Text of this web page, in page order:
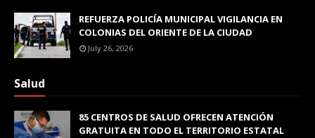
REFUERZA POLICÍA MUNICIPAL VIGILANCIA EN
COLONIAS DEL ORIENTE DE LA CIUDAD
July 26, 2026
Salud
85 CENTROS DE SALUD OFRECEN ATENCIÓN
GRATUITA EN TODO EL TERRITORIO ESTATAL